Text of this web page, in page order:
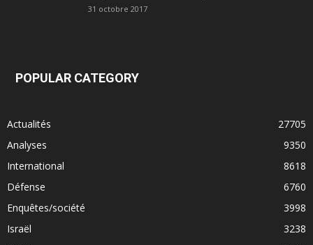
31 octobre 2017
POPULAR CATEGORY
Actualités
27705
Analyses
9350
International
8618
Défense
6760
Enquêtes/société
3998
Israël
3238